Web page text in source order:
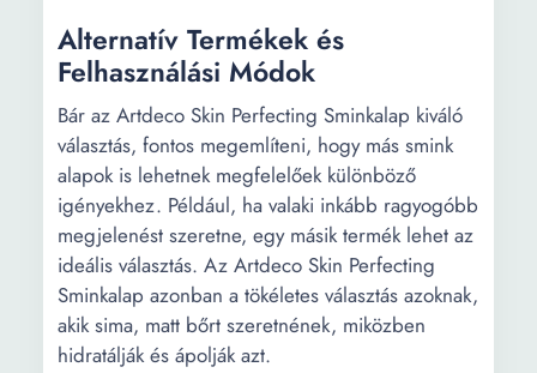
Alternatív Termékek és
Felhasználási Módok
Bár az Artdeco Skin Perfecting Sminkalap kiváló
választás, fontos megemlíteni, hogy más smink
alapok is lehetnek megfelelőek különböző
igényekhez. Például, ha valaki inkább ragyogóbb
megjelenést szeretne, egy másik termék lehet az
ideális választás. Az Artdeco Skin Perfecting
Sminkalap azonban a tökéletes választás azoknak,
akik sima, matt bőrt szeretnének, miközben
hidratálják és ápolják azt.